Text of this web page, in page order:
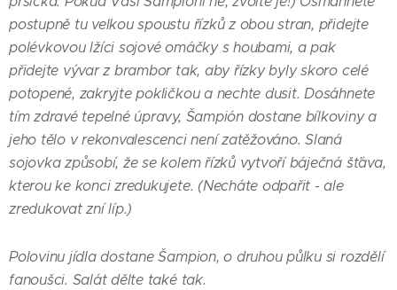
postupně tu velkou spoustu řízků z obou stran, přidejte
polévkovou lžíci sojové omáčky s houbami, a pak
přidejte vývar z brambor tak, aby řízky byly skoro celé
potopené, zakryjte pokličkou a nechte dusit. Dosáhnete
tím zdravé tepelné úpravy, Šampión dostane bílkoviny a
jeho tělo v rekonvalescenci není zatěžováno. Slaná
sojovka způsobí, že se kolem řízků vytvoří báječná šťáva,
kterou ke konci zredukujete. (Necháte odpařit - ale
zredukovat zní líp.)
Polovinu jídla dostane Šampion, o druhou půlku si rozdělí
fanoušci. Salát dělte také tak.